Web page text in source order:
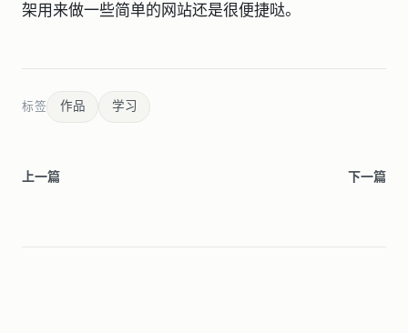
架用来做一些简单的网站还是很便捷哒。
标签 作品 学习
上一篇 下一篇